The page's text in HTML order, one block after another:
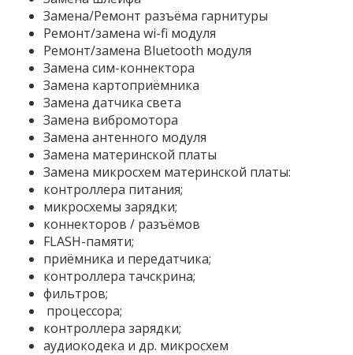
Замена/Ремонт разъёма гарнитуры
Ремонт/замена wi-fi модуля
Ремонт/замена Bluetooth модуля
Замена сим-коннектора
Замена картоприёмника
Замена датчика света
Замена вибромотора
Замена антенного модуля
Замена материнской платы
Замена микросхем материнской платы:
контроллера питания;
микросхемы зарядки;
коннекторов / разъёмов
FLASH-памяти;
приёмника и передатчика;
контроллера тачскрина;
фильтров;
процессора;
контроллера зарядки;
аудиокодека и др. микросхем